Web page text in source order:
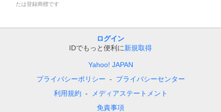
たは登録商標です
ログイン
IDでもっと便利に新規取得
Yahoo! JAPAN
プライバシーポリシー
プライバシーセンター
利用規約
メディアステートメント
免責事項